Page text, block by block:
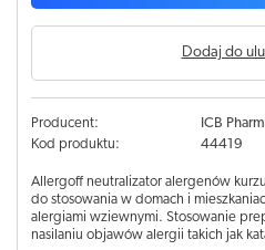
Dodaj do
Producent:
ICB
Kod produktu:
44419
Allergoff neutralizator alergenów
do stosowania w domach i
alergiami wziewnymi. Stosowanie
nasilaniu objawów alergii takich jak